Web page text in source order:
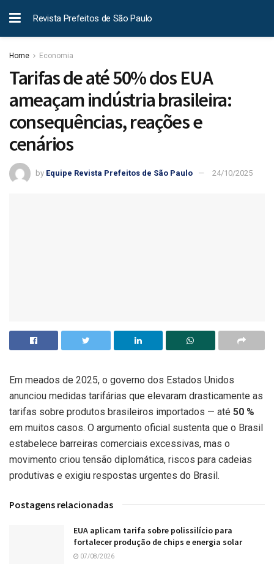
Revista Prefeitos de São Paulo
Home Economia
Tarifas de até 50% dos EUA
ameaçam indústria brasileira:
consequências, reações e
cenários
by Equipe Revista Prefeitos de São Paulo 24/10/2025
Em meados de 2025, o governo dos Estados Unidos
anunciou medidas tarifárias que elevaram drasticamente as
tarifas sobre produtos brasileiros importados — até 50 %
em muitos casos. O argumento oficial sustenta que o Brasil
estabelece barreiras comerciais excessivas, mas o
movimento criou tensão diplomática, riscos para cadeias
produtivas e exigiu respostas urgentes do Brasil.
Postagens relacionadas
EUA aplicam tarifa sobre polissilício para
fortalecer produção de chips e energia solar
07/08/2026